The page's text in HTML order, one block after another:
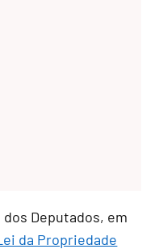
dos Deputados, em
da Propriedade